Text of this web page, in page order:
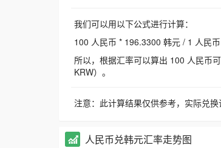
我们可以用以下公式进行计算：
100 人民币 * 196.3300 韩元 / 1 人民
所以，根据汇率可以算出 100 人民币
KRW）。
注意：此计算结果仅供参考，实际兑换
人民币兑韩元汇率走势图